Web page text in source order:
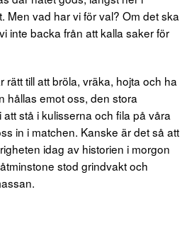
Men vad har vi för val? Om det ska
inte backa från att kalla saker för
till att bröla, vräka, hojta och ha
hållas emot oss, den stora
stå i kulisserna och fila på våra
in i matchen. Kanske är det så att
idag av historien i morgon
stod grindvakt och